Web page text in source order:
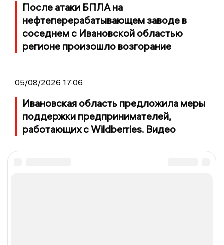
После атаки БПЛА на
нефтеперерабатывающем заводе в
соседнем с Ивановской областью
регионе произошло возгорание
05/08/2026 17:06
Ивановская область предложила меры
поддержки предпринимателей,
работающих с Wildberries. Видео